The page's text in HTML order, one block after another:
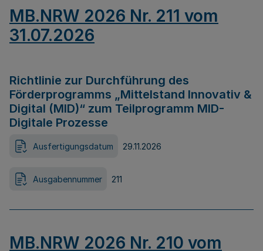
MB.NRW 2026 Nr. 211 vom
31.07.2026
Richtlinie zur Durchführung des
Förderprogramms „Mittelstand Innovativ &
Digital (MID)“ zum Teilprogramm MID-
Digitale Prozesse
Ausfertigungsdatum 29.11.2026
Ausgabennummer 211
MB.NRW 2026 Nr. 210 vom